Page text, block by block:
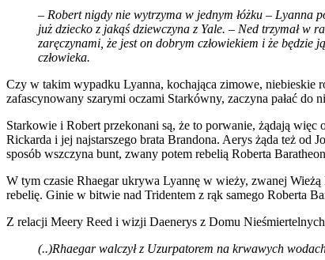
– Robert nigdy nie wytrzyma w jednym łóżku – Lyanna
już dziecko z jakąś dziewczyna z Yale. – Ned trzymał w
zaręczynami, że jest on dobrym człowiekiem i że będzie
człowieka.
Czy w takim wypadku Lyanna, kochająca zimowe, niebieskie
zafascynowany szarymi oczami Starkówny, zaczyna pałać do
Starkowie i Robert przekonani są, że to porwanie, żądają
Rickarda i jej najstarszego brata Brandona. Aerys żąda też od
sposób wszczyna bunt, zwany potem rebelią Roberta
W tym czasie Rhaegar ukrywa Lyannę w wieży, zwanej
rebelię. Ginie w bitwie nad Tridentem z rąk samego Roberta
Z relacji Meery Reed i wizji Daenerys z Domu
(..)Rhaegar walczył z Uzurpatorem na krwawych